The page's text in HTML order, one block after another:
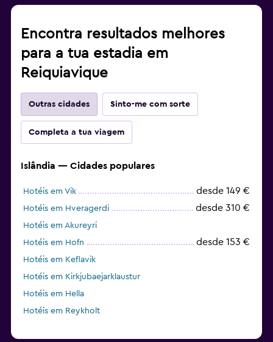
Encontra resultados melhores
para a tua estadia em
Reiquiavique
Outras cidades Sinto-me com sorte
Completa a tua viagem
Islândia — Cidades populares
Hotéis em Vik desde 149 €
Hotéis em Hveragerdi desde 310 €
Hotéis em Akureyri
Hotéis em Hofn
desde 153 €
Hotéis em Keflavik
Hotéis em Kirkjubaejarklaustur
Hotéis em Hella
Hotéis em Reykholt